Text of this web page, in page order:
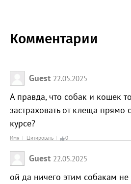
Комментарии
Guest 22.05.2025
А правда, что собак и кошек
застраховать от клеща прямо
курсе?
Имя Цитировать 0
Guest 22.05.2025
ой да ничего этим собакам не